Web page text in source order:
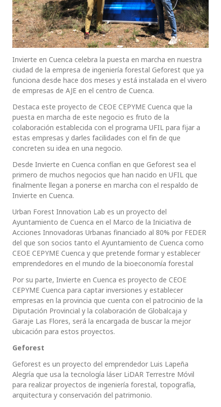
Invierte en Cuenca celebra la puesta en marcha en nuestra
ciudad de la empresa de ingeniería forestal Geforest que ya
funciona desde hace dos meses y está instalada en el vivero
de empresas de AJE en el centro de Cuenca.
Destaca este proyecto de CEOE CEPYME Cuenca que la
puesta en marcha de este negocio es fruto de la
colaboración establecida con el programa UFIL para fijar a
estas empresas y darles facilidades con el fin de que
concreten su idea en una negocio.
Desde Invierte en Cuenca confían en que Geforest sea el
primero de muchos negocios que han nacido en UFIL que
finalmente llegan a ponerse en marcha con el respaldo de
Invierte en Cuenca.
Urban Forest Innovation Lab es un proyecto del
Ayuntamiento de Cuenca en el Marco de la Iniciativa de
Acciones Innovadoras Urbanas financiado al 80% por FEDER
del que son socios tanto el Ayuntamiento de Cuenca como
CEOE CEPYME Cuenca y que pretende formar y establecer
emprendedores en el mundo de la bioeconomía forestal
Por su parte, Invierte en Cuenca es proyecto de CEOE
CEPYME Cuenca para captar inversiones y establecer
empresas en la provincia que cuenta con el patrocinio de la
Diputación Provincial y la colaboración de Globalcaja y
Garaje Las Flores, será la encargada de buscar la mejor
ubicación para estos proyectos.
Geforest
Geforest es un proyecto del emprendedor Luis Lapeña
Alegría que usa la tecnología láser LiDAR Terrestre Móvil
para realizar proyectos de ingeniería forestal, topografía,
arquitectura y conservación del patrimonio.